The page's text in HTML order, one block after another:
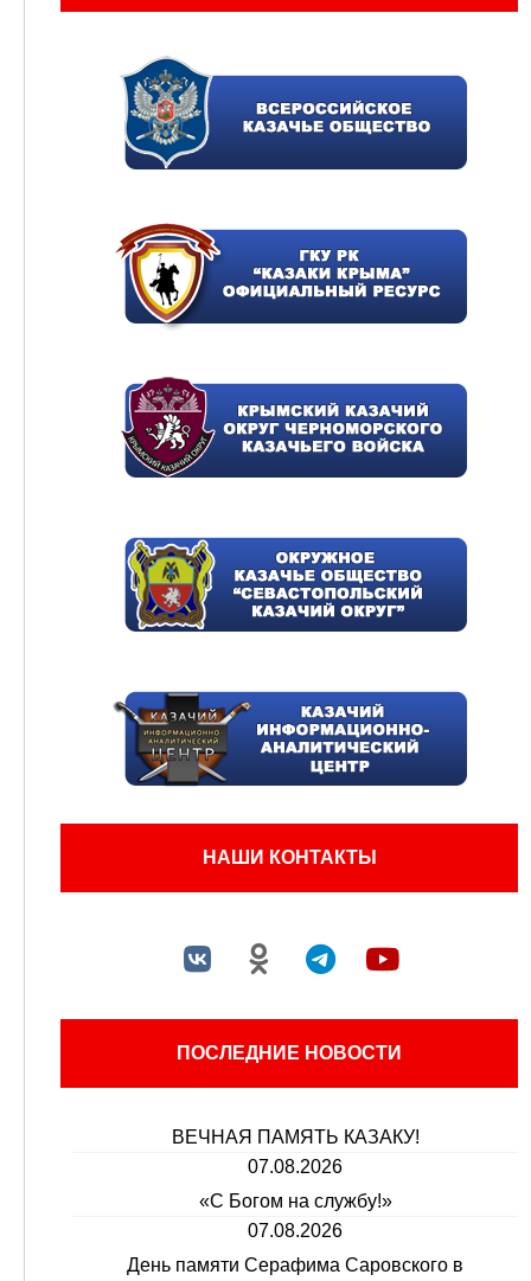
НАШИ КОНТАКТЫ
ПОСЛЕДНИЕ НОВОСТИ
ВЕЧНАЯ ПАМЯТЬ КАЗАКУ!
07.08.2026
«С Богом на службу!»
07.08.2026
День памяти Серафима Саровского в